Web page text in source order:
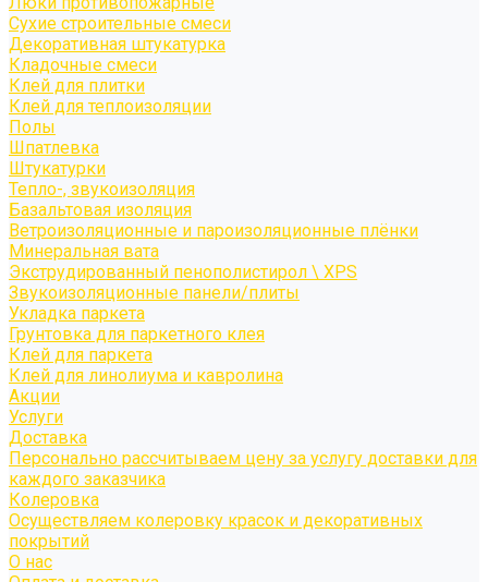
Сухие строительные смеси
Декоративная штукатурка
Кладочные смеси
Клей для плитки
Клей для теплоизоляции
Полы
Шпатлевка
Штукатурки
Тепло-, звукоизоляция
Базальтовая изоляция
Ветроизоляционные и пароизоляционные плёнки
Минеральная вата
Экструдированный пенополистирол \ XPS
Звукоизоляционные панели/плиты
Укладка паркета
Грунтовка для паркетного клея
Клей для паркета
Клей для линолиума и кавролина
Акции
Услуги
Доставка
Персонально рассчитываем цену за услугу доставки для
каждого заказчика
Колеровка
Осуществляем колеровку красок и декоративных
покрытий
О нас